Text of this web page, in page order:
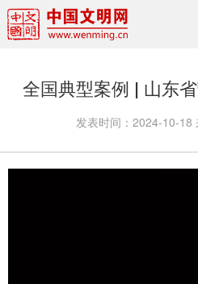
权威发布
资讯联播
文明培育
文明实践
文明之光
文明影音
全国典型案例 | 山东
发表时间： 2024-10-18